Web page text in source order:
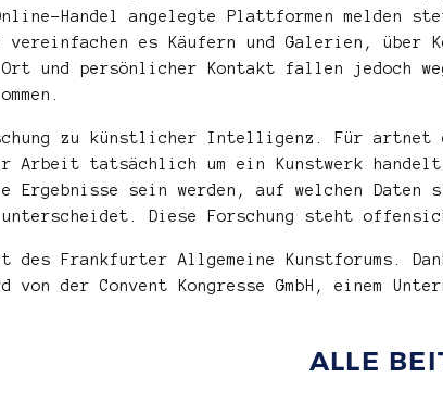
Handel angelegte Plattformen melden
vereinfachen es Käufern und Galerien, über
und persönlicher Kontakt fallen jedoch
zu künstlicher Intelligenz. Für
tatsächlich um ein Kunstwerk handelt
sein werden, auf welchen Daten
Diese Forschung steht
Frankfurter Allgemeine Kunstforums.
der Convent Kongresse GmbH, einem
ALLE